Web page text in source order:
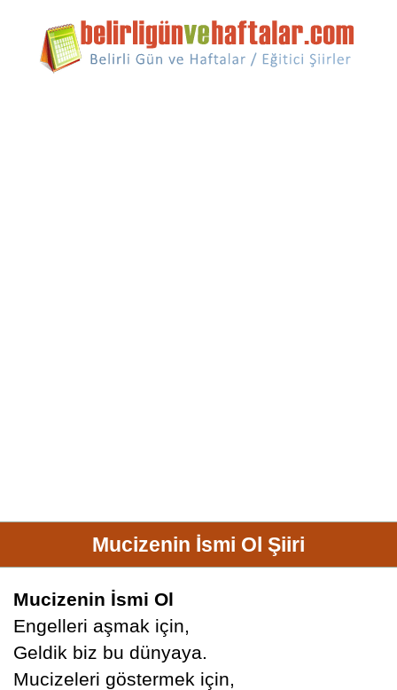
Mucizenin İsmi Ol Şiiri
Mucizenin İsmi Ol
Engelleri aşmak için,
Geldik biz bu dünyaya.
Mucizeleri göstermek için,